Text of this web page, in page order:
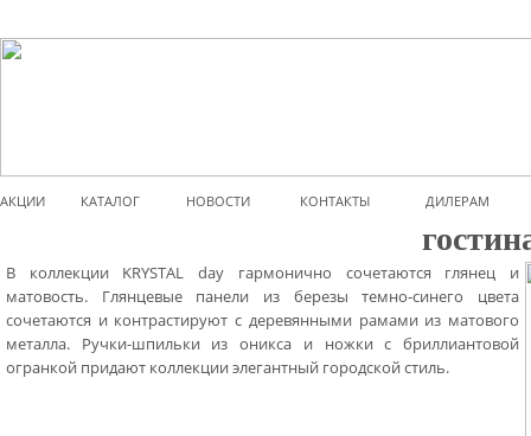
АКЦИИ КАТАЛОГ НОВОСТИ КОНТАКТЫ ДИЛЕРАМ
В коллекции KRYSTAL day гармонично сочетаются глянец
и
матовость. Глянцевые панели из березы темно-синего
сочетаются и контрастируют с деревянными рамами из матового
металла. Ручки-шпильки из оникса и ножки с бриллиантовой
огранкой придают коллекции элегантный городской стиль.